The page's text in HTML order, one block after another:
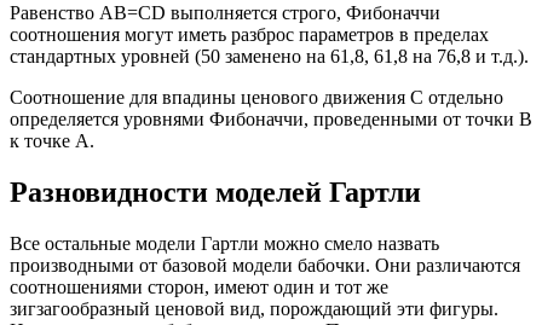
Равенство АВ=СD выполняется строго, Фибоначчи
соотношения могут иметь разброс параметров в пределах
стандартных уровней (50 заменено на 61,8, 61,8 на 76,8 и т.д.).
Соотношение для впадины ценового движения С отдельно
определяется уровнями Фибоначчи, проведенными от точки В
к точке А.
Разновидности моделей Гартли
Все остальные модели Гартли можно смело назвать
производными от базовой модели бабочки. Они различаются
соотношениями сторон, имеют один и тот же
зигзагообразный ценовой вид, порождающий эти фигуры.